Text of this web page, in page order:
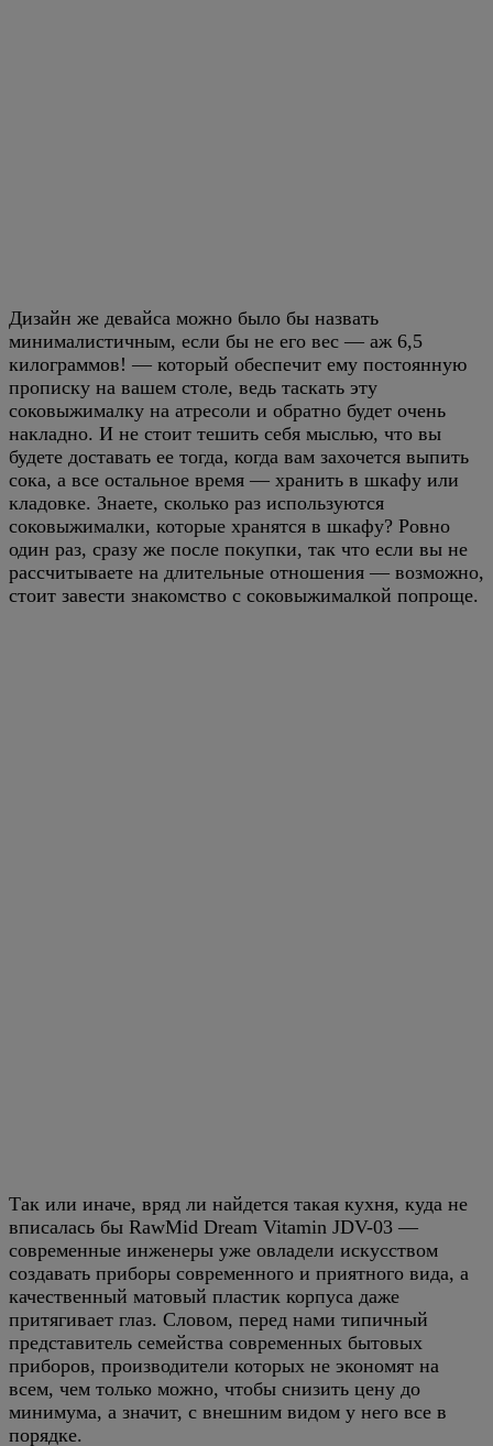
Дизайн же девайса можно было бы назвать
минималистичным, если бы не его вес — аж 6,5
килограммов! — который обеспечит ему постоянную
прописку на вашем столе, ведь таскать эту
соковыжималку на атресоли и обратно будет очень
накладно. И не стоит тешить себя мыслью, что вы
будете доставать ее тогда, когда вам захочется выпить
сока, а все остальное время — хранить в шкафу или
кладовке. Знаете, сколько раз используются
соковыжималки, которые хранятся в шкафу? Ровно
один раз, сразу же после покупки, так что если вы не
рассчитываете на длительные отношения — возможно,
стоит завести знакомство с соковыжималкой попроще.
Так или иначе, вряд ли найдется такая кухня, куда не
вписалась бы RawMid Dream Vitamin JDV-03 —
современные инженеры уже овладели искусством
создавать приборы современного и приятного вида, а
качественный матовый пластик корпуса даже
притягивает глаз. Словом, перед нами типичный
представитель семейства современных бытовых
приборов, производители которых не экономят на
всем, чем только можно, чтобы снизить цену до
минимума, а значит, с внешним видом у него все в
порядке.